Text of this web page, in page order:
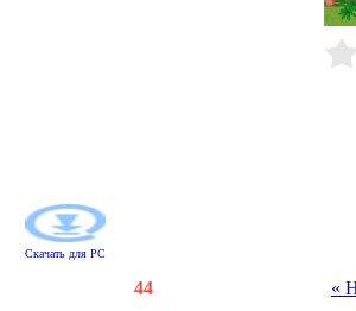
Скачать для PC
«
44